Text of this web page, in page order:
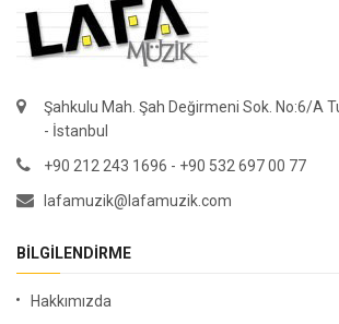
Şahkulu Mah. Şah Değirmeni Sok. No:6/A
- İstanbul
+90 212 243 1696 - +90 532 697 00 77
lafamuzik@lafamuzik.com
BILGILENDIRME
Hakkımızda